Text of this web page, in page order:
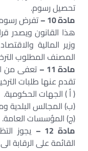
تحصيل رسوم.
مادة 10 –
تفرض
هذا القانون ويصدر
وزير المالية
المصنف المطلوب
مادة 11 –
تعفى من
تقدم عنها طلبات
( أ ) الجهات الحكومية.
(ب) المجالس البلدية
(ج) المؤسسات العامة.
مادة 12 –
يجوز
القائمة على الرقابة